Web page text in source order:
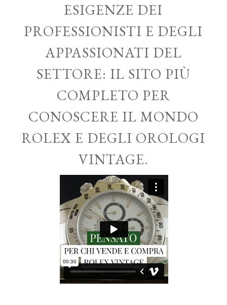
ESIGENZE DEI
PROFESSIONISTI E DEGLI
APPASSIONATI DEL
SETTORE: IL SITO PIÙ
COMPLETO PER
CONOSCERE IL MONDO
ROLEX E DEGLI OROLOGI
VINTAGE.